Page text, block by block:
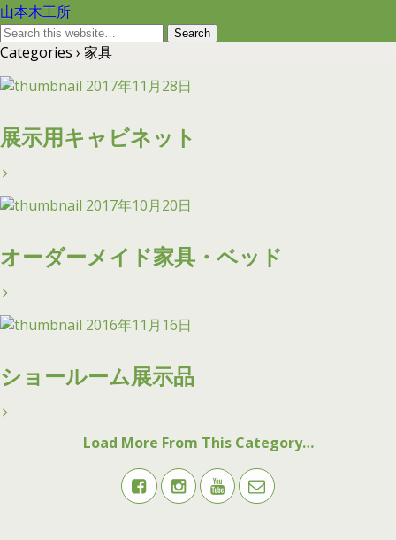
山本木工所
Categories › 家具
2017年11月28日
展示用キャビネット
2017年10月20日
オーダーメイド家具・ベッド
2016年11月16日
ショールーム展示品
Load More From This Category…